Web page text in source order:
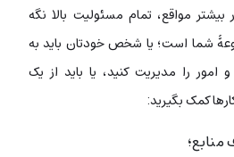
مواقع، تمام مسئولیت بالا نگه
شما است؛ یا شخص خودتان باید به
را مدیریت کنید، یا باید از یک
کمک بگیرید: